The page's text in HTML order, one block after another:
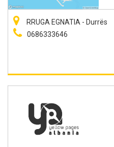
RRUGA EGNATIA - Durrës
0686333646